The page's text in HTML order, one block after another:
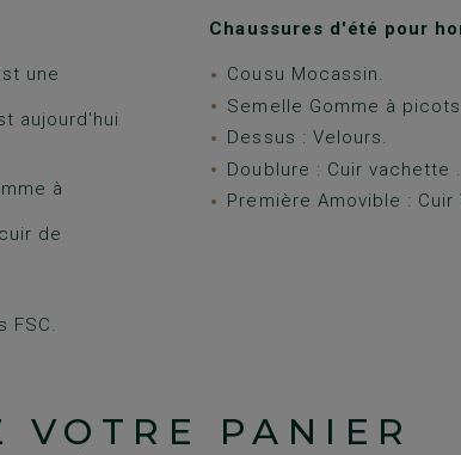
une
aujourd'hui
à
de
FSC.
Chaussures d'été pour
Cousu Mocassin.
Semelle Gomme à picots.
Dessus : Velours.
Doublure : Cuir vachette .
Première Amovible : Cuir
VOTRE PANIER